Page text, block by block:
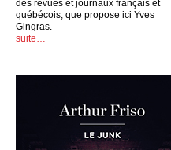
des revues et journaux français et
québécois, que propose ici Yves
Gingras.
suite…